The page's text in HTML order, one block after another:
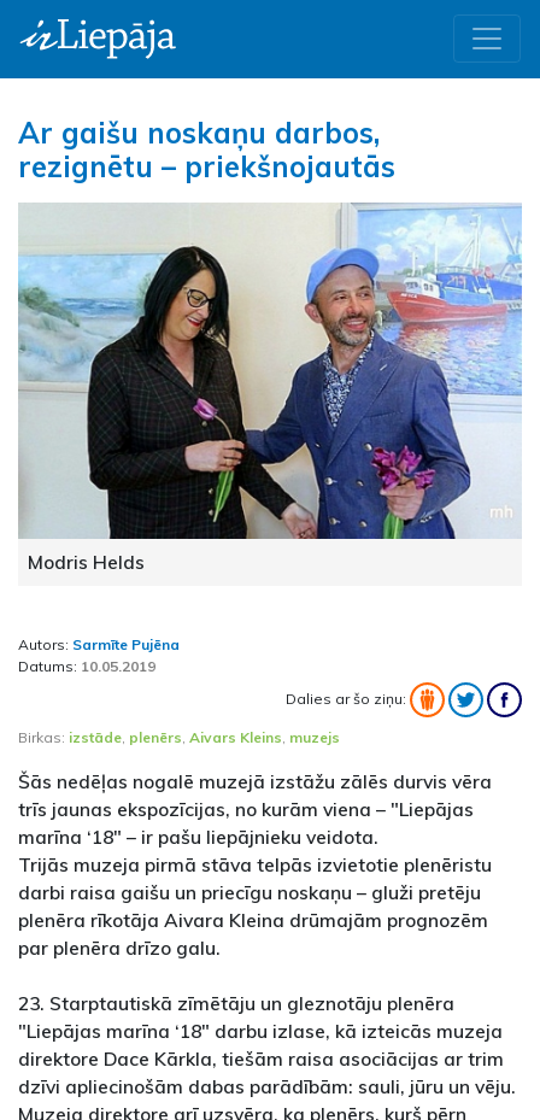
Ar gaišu noskaņu darbos,
rezignētu – priekšnojautās
Modris Helds
Autors: Sarmīte Pujēna
Datums: 10.05.2019
Dalies ar šo ziņu:
Birkas: izstāde plenērs Aivars Kleins muzejs
Šās nedēļas nogalē muzejā izstāžu zālēs durvis vēra
trīs jaunas ekspozīcijas, no kurām viena – "Liepājas
marīna ‘18" – ir pašu liepājnieku veidota.
Trijās muzeja pirmā stāva telpās izvietotie plenēristu
darbi raisa gaišu un priecīgu noskaņu – gluži pretēju
plenēra rīkotāja Aivara Kleina drūmajām prognozēm
par plenēra drīzo galu.
23. Starptautiskā zīmētāju un gleznotāju plenēra
"Liepājas marīna ‘18" darbu izlase, kā izteicās muzeja
direktore Dace Kārkla, tiešām raisa asociācijas ar trim
dzīvi apliecinošām dabas parādībām: sauli, jūru un vēju.
Muzeja direktore arī uzsvēra, ka plenērs, kurš pērn